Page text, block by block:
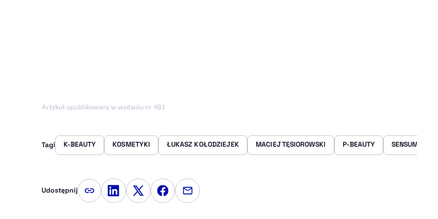
Artykuł opublikowany w wydaniu nr 481
Tagi K-BEAUTY KOSMETYKI ŁUKASZ KOŁODZIEJEK MACIEJ TĘSIOROWSKI P-BEAUTY SENSUM
Udostępnij Kopiuj link artykułu
Udostępnij na LinkedIn
Udostępnij na Twitterze
Udostępnij na Facebooku
Udostępnij przez e-mail